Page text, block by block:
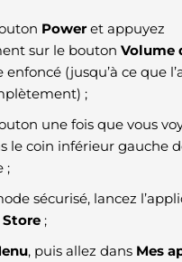
Power et appuyez
sur le bouton Volume
(jusqu’à ce que
;
une fois que vous
le coin inférieur gauche
;
sécurisé, lancez
;
, puis allez dans Mes